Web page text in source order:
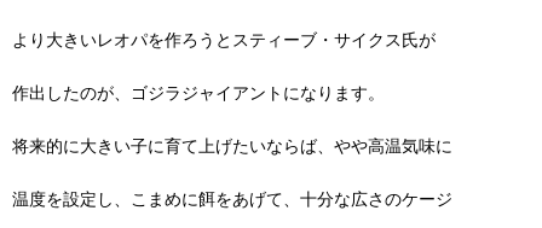
より大きいレオパを作ろうとスティーブ・サイクス氏が
作出したのが、ゴジラジャイアントになります。
将来的に大きい子に育て上げたいならば、やや高温気味に
温度を設定し、こまめに餌をあげて、十分な広さのケージ